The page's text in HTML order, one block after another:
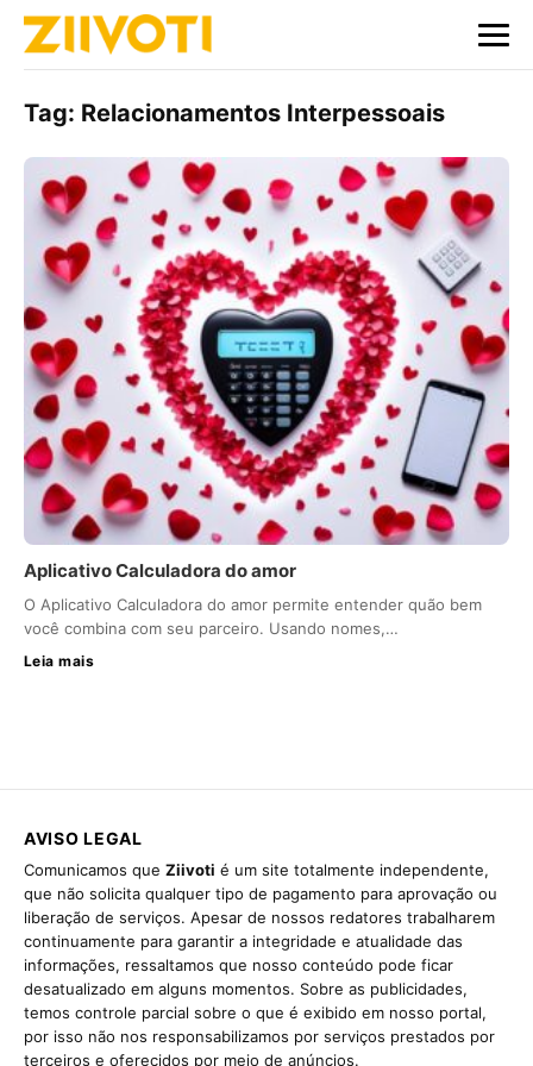
Tag: Relacionamentos Interpessoais
Aplicativo Calculadora do amor
O Aplicativo Calculadora do amor permite entender quão bem
você combina com seu parceiro. Usando nomes,…
Leia mais
AVISO LEGAL
Comunicamos que Ziivoti é um site totalmente independente,
que não solicita qualquer tipo de pagamento para aprovação ou
liberação de serviços. Apesar de nossos redatores trabalharem
continuamente para garantir a integridade e atualidade das
informações, ressaltamos que nosso conteúdo pode ficar
desatualizado em alguns momentos. Sobre as publicidades,
temos controle parcial sobre o que é exibido em nosso portal,
por isso não nos responsabilizamos por serviços prestados por
terceiros e oferecidos por meio de anúncios.